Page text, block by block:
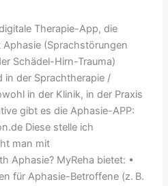
Therapie-App, die
(Sprachstörungen
Schädel-Hirn-Trauma)
in der Sprachtherapie /
in der Klinik, in der Praxis
gibt es die Aphasie-APP:
Diese stelle ich
man mit
Aphasie? MyReha bietet: •
für Aphasie-Betroffene (z. B.